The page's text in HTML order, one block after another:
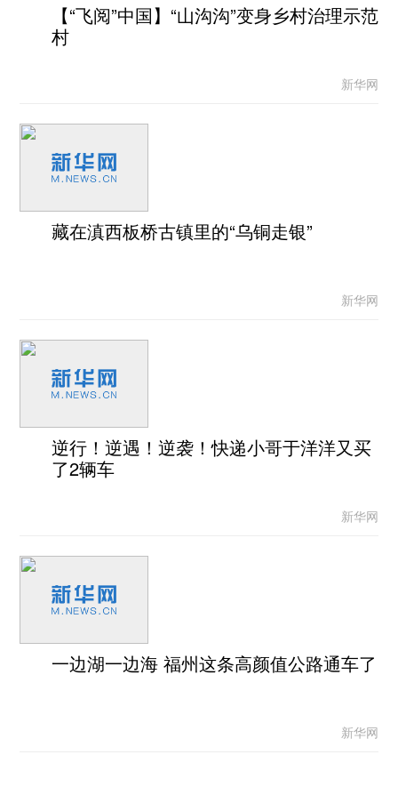
【“飞阅”中国】“山沟沟”变身乡村治理示范
村
新华网
藏在滇西板桥古镇里的“乌铜走银”
新华网
逆行！逆遇！逆袭！快递小哥于洋洋又买
了2辆车
新华网
一边湖一边海 福州这条高颜值公路通车了
新华网